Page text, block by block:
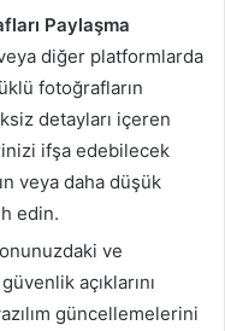
Paylaşma
diğer platformlarda
fotoğrafların
detayları içeren
ifşa edebilecek
veya daha düşük
edin.
ve
açıklarını
güncellemelerini